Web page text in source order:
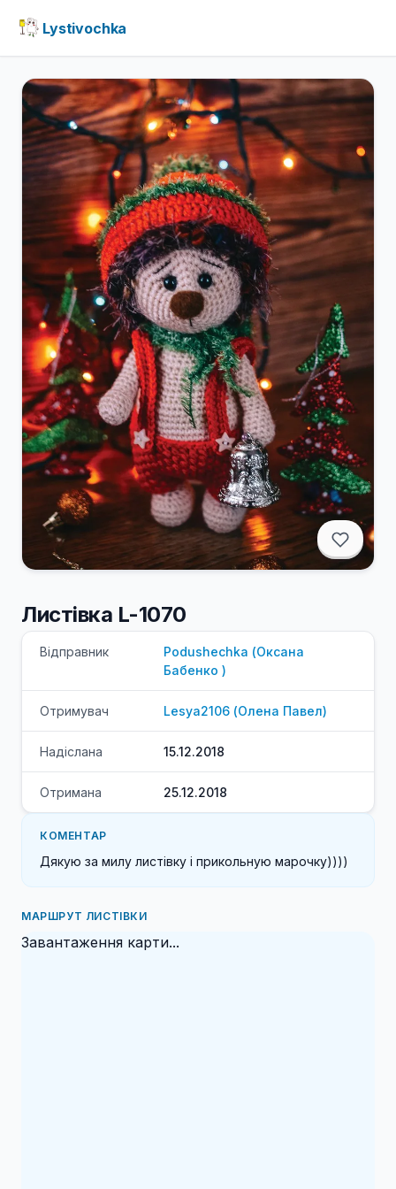
Lystivochka
Листівка L-1070
Відправник Podushechka (Оксана
Бабенко )
Отримувач Lesya2106 (Олена Павел)
Надіслана 15.12.2018
Отримана 25.12.2018
КОМЕНТАР
Дякую за милу листiвку i прикольную марочку))))
МАРШРУТ ЛИСТІВКИ
Завантаження карти...